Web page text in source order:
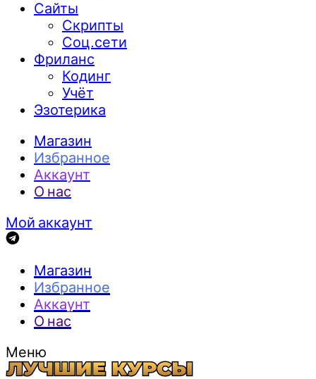
Сайты
Скрипты
Соц.сети
Фриланс
Кодинг
Учёт
Эзотерика
Магазин
Избранное
Аккаунт
О нас
Мой аккаунт
Магазин
Избранное
Аккаунт
О нас
Меню